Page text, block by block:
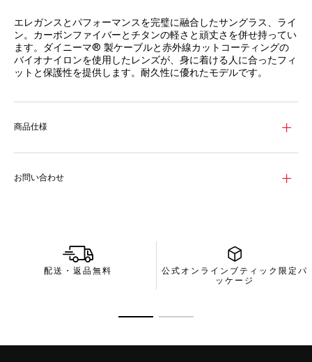
エレガンスとパフォーマンスを完璧に融合したサングラス、ライ
ン。カーボンファイバーとチタンの軽さと頑丈さを併せ持ってい
ます。ダイニーマ® 製ケーブルと赤外線カットコーティングの
バイオナイロンを使用したレンズが、身に着ける人に合ったフィ
ットと保護性を提供します。耐久性に優れたモデルです。
供します。
グラス。カテゴリー 3のプロテクションを備え、熱をカットしま
商品仕様
お問い合わせ
配送・返品無料
公式オンラインブティック限定パ
ッケージ